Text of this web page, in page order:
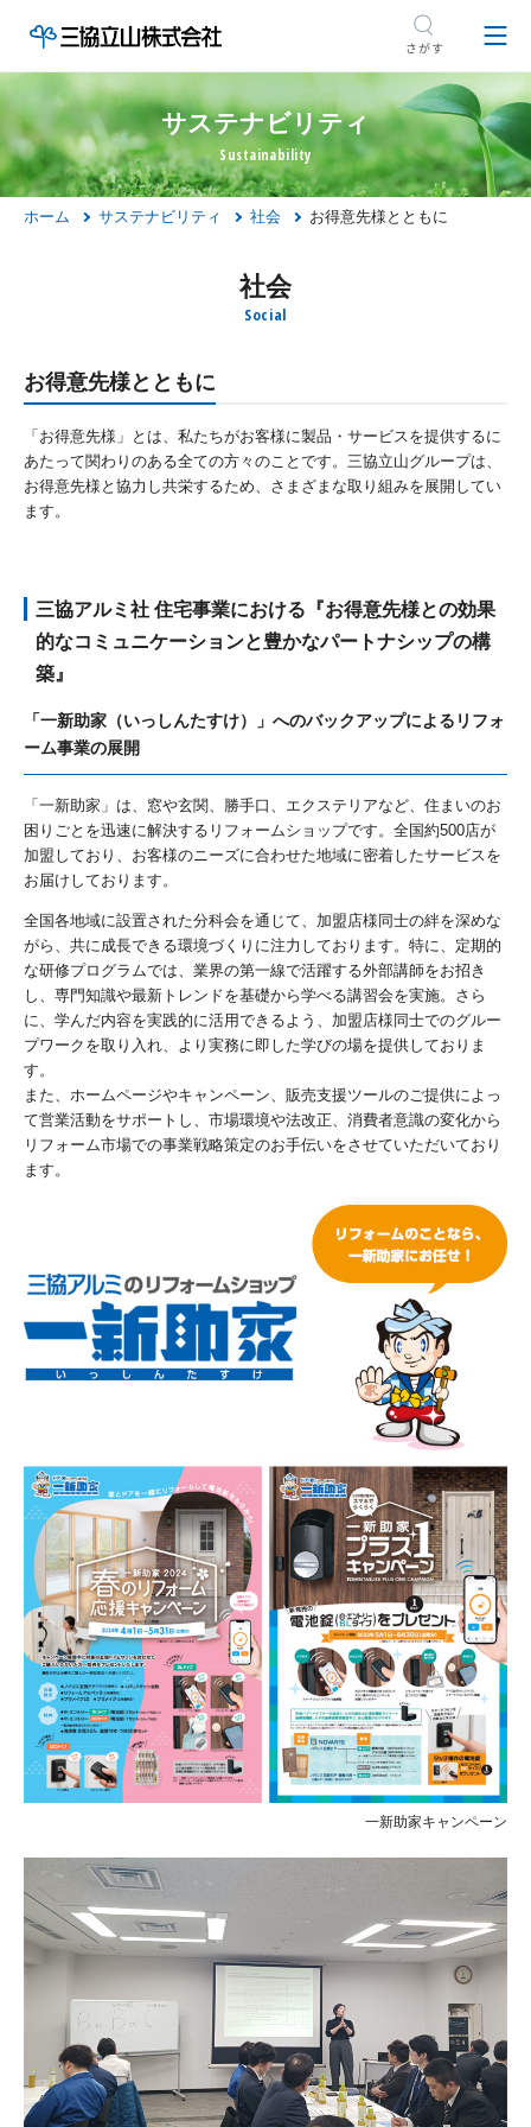
サステナビリティ
ホーム サステナビリティ 社会 お得意先様とともに
社会
お得意先様とともに
「お得意先様」とは、私たちがお客様に製品・サービスを提供するに
あたって関わりのある全ての方々のことです。三協立山グループは、
お得意先様と協力し共栄するため、さまざまな取り組みを展開してい
ます。
三協アルミ社 住宅事業における『お得意先様との効果
的なコミュニケーションと豊かなパートナシップの構
築』
「一新助家（いっしんたすけ）」へのバックアップによるリフォ
ーム事業の展開
「一新助家」は、窓や玄関、勝手口、エクステリアなど、住まいのお
困りごとを迅速に解決するリフォームショップです。全国約500店が
加盟しており、お客様のニーズに合わせた地域に密着したサービスを
お届けしております。
全国各地域に設置された分科会を通じて、加盟店様同士の絆を深めな
がら、共に成長できる環境づくりに注力しております。特に、定期的
な研修プログラムでは、業界の第一線で活躍する外部講師をお招き
し、専門知識や最新トレンドを基礎から学べる講習会を実施。さら
に、学んだ内容を実践的に活用できるよう、加盟店様同士でのグルー
プワークを取り入れ、より実務に即した学びの場を提供しておりま
す。
また、ホームページやキャンペーン、販売支援ツールのご提供によっ
て営業活動をサポートし、市場環境や法改正、消費者意識の変化から
リフォーム市場での事業戦略策定のお手伝いをさせていただいており
ます。
一新助家キャンペーン